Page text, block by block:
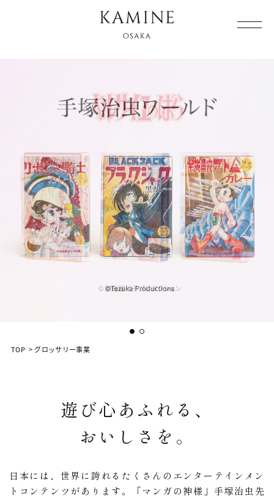
TOP >グロッサリー事業
遊び心あふれる、
おいしさを。
日本には、世界に誇れるたくさんのエンターテインメン
トコンテンツがあります。
「マンガの神様」手塚治虫先